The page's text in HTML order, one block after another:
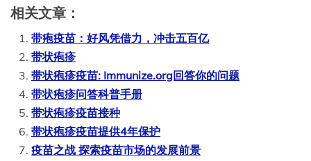
相关文章：
带疱疫苗：好风凭借力，冲击五百亿
带状疱疹
带状疱疹疫苗: Immunize.org回答你的问题
带状疱疹问答科普手册
带状疱疹疫苗接种
带状疱疹疫苗提供4年保护
疫苗之战 探索疫苗市场的发展前景